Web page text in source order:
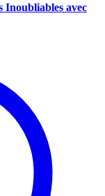
Inoubliables avec